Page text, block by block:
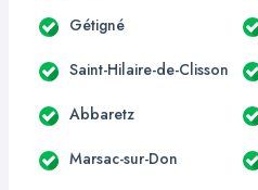
Gétigné
Saint-Hilaire-de-Clisson
Abbaretz
Marsac-sur-Don